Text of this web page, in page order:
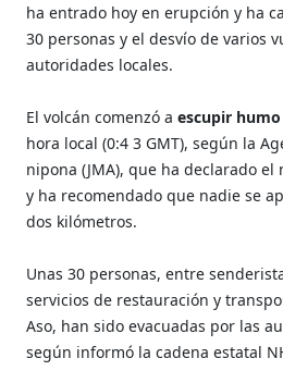
ha entrado hoy en erupción y ha
30 personas y el desvío de varios
autoridades locales.
El volcán comenzó aescupir
hora local (0:4 3 GMT), según la
nipona (JMA), que ha declarado
y ha recomendado que nadie se
dos kilómetros.
Unas 30 personas, entre
servicios de restauración y
Aso, han sido evacuadas por las
según informó la cadena estatal